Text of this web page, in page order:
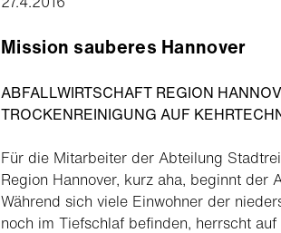
Mission sauberes Hannover
ABFALLWIRTSCHAFT REGION
TROCKENREINIGUNG AUF
Für die Mitarbeiter der Abteilung
Region Hannover, kurz aha, beginnt der
Während sich viele Einwohner der
noch im Tiefschlaf befinden, herrscht